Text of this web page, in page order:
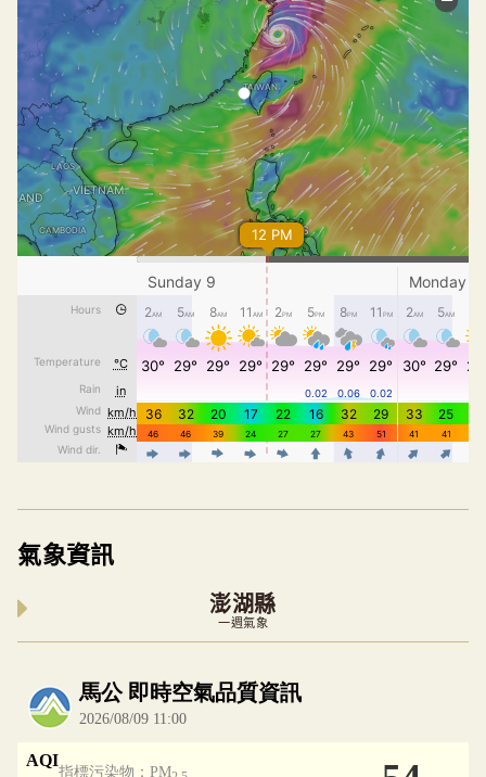
氣象資訊
澎湖縣
一週氣象
內嵌空氣品質小工具為視覺預覽，完整即時空